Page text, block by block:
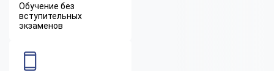
Обучение без
вступительных
экзаменов